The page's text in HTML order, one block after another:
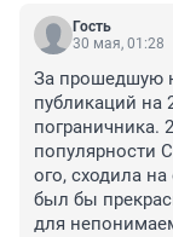
Гость
30 мая, 01:28
За прошедшую
публикаций на
пограничника.
популярности
ого, сходила
был бы
для